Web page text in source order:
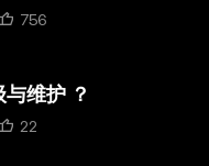
756
维护 ？
22